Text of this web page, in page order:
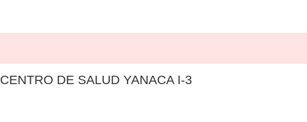
CENTRO DE SALUD YANACA I-3